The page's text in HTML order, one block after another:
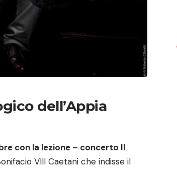
dell’Appia
con la lezione – concerto Il
VIII Caetani che indisse il